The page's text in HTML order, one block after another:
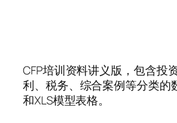
CFP培训资料讲义版，包含投
利、税务、综合案例等分类的
和XLS模型表格。